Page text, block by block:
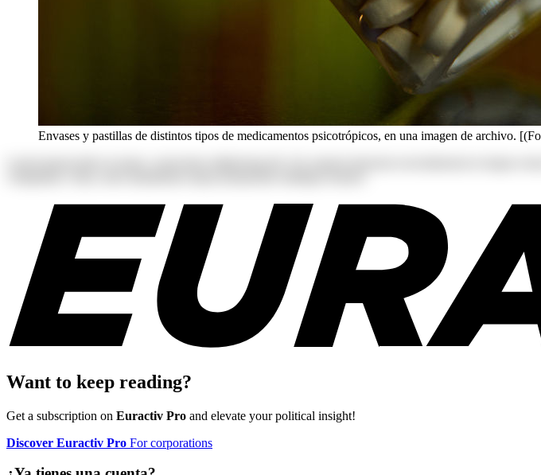
Envases y pastillas de distintos tipos de medicamentos psicotrópicos, en una imagen de archivo.
Want to keep reading?
Get a subscription on Euractiv Pro and elevate your political insight!
Discover Euractiv Pro For corporations